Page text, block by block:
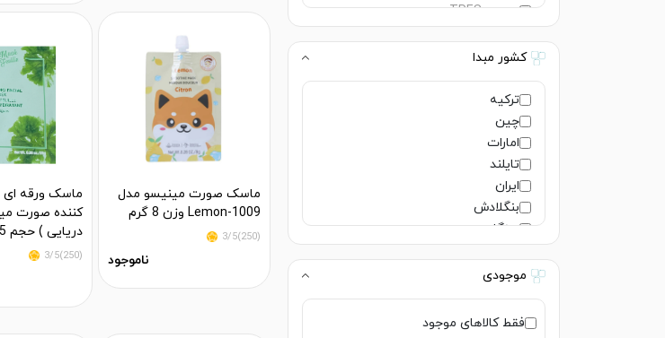
TRESemme
کشور مبدا
ترکیه
چین
امارات
تایلند
ایران
بنگلادش
سنگاپور
هند
لهستان
موجودی
فقط کالاهای موجود
ماسک صورت مینیسو مدل
Lemon-1009 وزن 8 گرم
(250)3/5
ناموجود
ماسک ورقه
کننده صورت
دریایی ) حجم 25 گرم
(250)3/5